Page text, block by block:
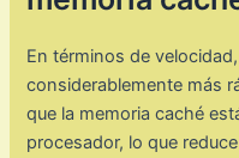
En términos de
considerablemente más
que la memoria caché
procesador, lo que